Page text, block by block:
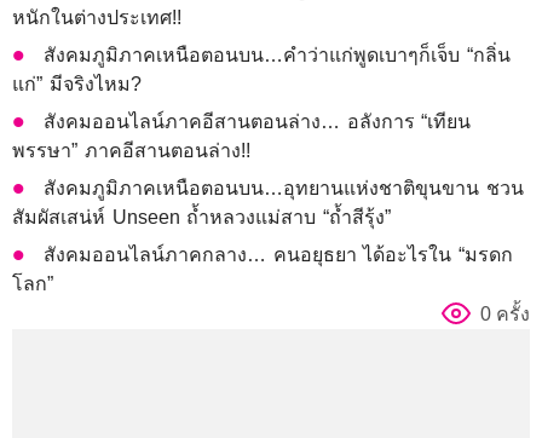
หนักในต่างประเทศ!!
สังคมภูมิภาคเหนือตอนบน…คำว่าแก่พูดเบาๆก็เจ็บ “กลิ่น
แก่” มีจริงไหม?
สังคมออนไลน์ภาคอีสานตอนล่าง… อลังการ “เทียน
พรรษา” ภาคอีสานตอนล่าง!!
สังคมภูมิภาคเหนือตอนบน…อุทยานแห่งชาติขุนขาน ชวน
สัมผัสเสน่ห์ Unseen ถ้ำหลวงแม่สาบ “ถ้ำสีรุ้ง”
สังคมออนไลน์ภาคกลาง… คนอยุธยา ได้อะไรใน “มรดก
โลก”
0 ครั้ง